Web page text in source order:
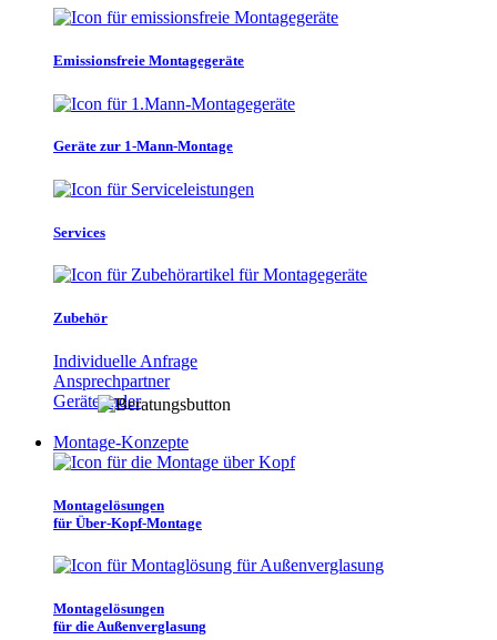
Emissionsfreie Montagegeräte
Geräte zur 1-Mann-Montage
Services
Zubehör
Individuelle Anfrage
Ansprechpartner
Gerätefinder
Montage-Konzepte
Montagelösungen
für Über-Kopf-Montage
Montagelösungen
für die Außenverglasung